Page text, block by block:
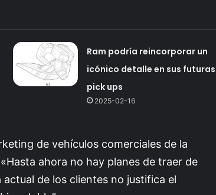
Ram podría reincorporar un
icónico detalle en sus futuras
pick ups
2025-02-16
de vehículos comerciales de la
ahora no hay planes de traer de
actual de los clientes no justifica el